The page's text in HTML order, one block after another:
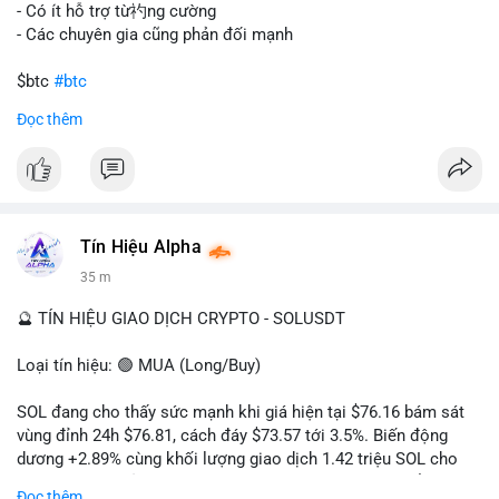
gây sốc thanh khoản tức thời, nhưng vẫn đủ sức tạo biến động
tâm lý ngắn hạn nếu hướng đến sàn tập trung.
Lời khuyên cho nhà đầu tư nhỏ lẻ:
hướng đi của dòng tiền. Tránh hành động theo cảm xúc, ưu
rõ ràng về đích đến của số BTC này.
#dongtienlon
- Có ít hỗ trợ từ礿ng cường
- Các chuyên gia cũng phản đối mạnh
$btc #btc
#vlikevn
📰 Nguồn: CoinDesk
Đọc thêm
Tín Hiệu Alpha
36 m
🔮 TÍN HIỆU GIAO DỊCH CRYPTO - SOLUSDT
Loại tín hiệu: 🟢 MUA (Long/Buy)
SOL đang cho thấy sức mạnh khi giá hiện tại $76.16 bám sát
vùng đỉnh 24h $76.81, cách đáy $73.57 tới 3.5%. Biến động
dương +2.89% cùng khối lượng giao dịch 1.42 triệu SOL cho